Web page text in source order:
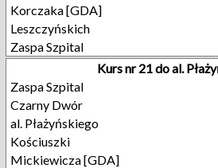
Korczaka [GDA]
Leszczyńskich
Zaspa Szpital
Kurs nr 21 do al.
Zaspa Szpital
Czarny Dwór
al. Płażyńskiego
Kościuszki
Mickiewicza [GDA]